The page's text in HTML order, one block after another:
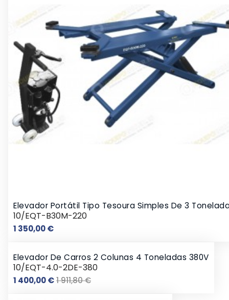
Elevador Portátil Tipo Tesoura Simples De 3
10/EQT-B30M-220
1 350,00 €Preço
Elevador De Carros 2 Colunas 4 Toneladas 380V
10/EQT-4.0-2DE-380
1 400,00 €Preço
1 911,80 €Preço